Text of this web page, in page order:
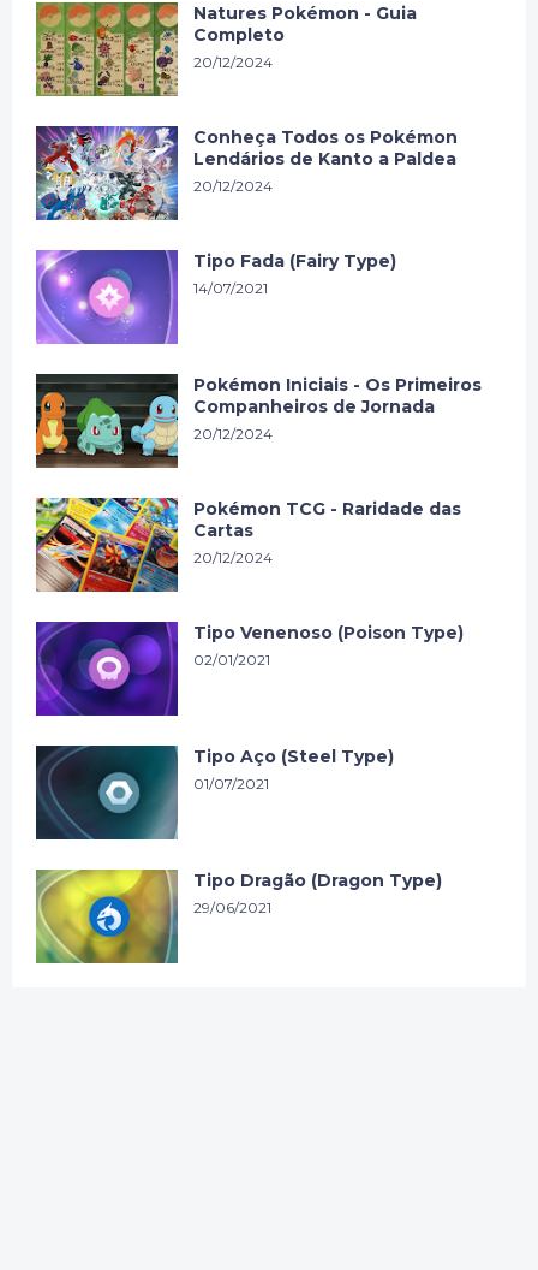
Natures Pokémon - Guia
Completo
20/12/2024
Conheça Todos os Pokémon
Lendários de Kanto a Paldea
20/12/2024
Tipo Fada (Fairy Type)
14/07/2021
Pokémon Iniciais - Os Primeiros
Companheiros de Jornada
20/12/2024
Pokémon TCG - Raridade das
Cartas
20/12/2024
Tipo Venenoso (Poison Type)
02/01/2021
Tipo Aço (Steel Type)
01/07/2021
Tipo Dragão (Dragon Type)
29/06/2021